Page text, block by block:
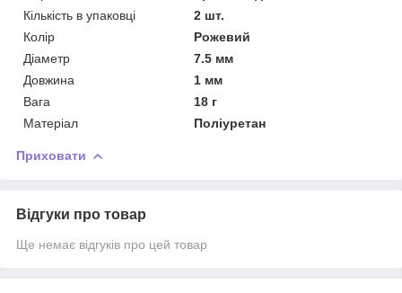
Кількість в упаковці
2 шт.
Колір
Рожевий
Діаметр
7.5 мм
Довжина
1 мм
Вага
18 г
Матеріал
Поліуретан
Приховати
Відгуки про товар
Ще немає відгуків про цей товар